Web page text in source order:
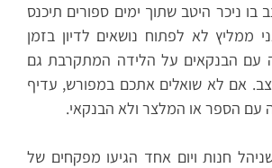
ניכר היטב שתוך ימים ספורים תיכנס
ממליץ לא לפתוח נושאים לדיון בזמן
עם הבנקאים על הלידה המתקרבת גם
אם לא שואלים אתכם במפורש, עדיף
עם הספר או המלצר ולא הבנקאי.
חנות ויום אחד הגיעו מפקחים של